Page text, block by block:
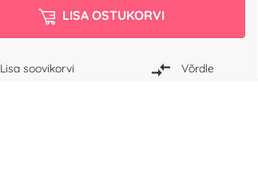
LISA OSTUKORVI
Lisa soovikorvi Võrdle